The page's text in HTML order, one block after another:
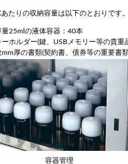
たりの収納容量は以下のとおりです。
量25mlの液体容器：40本
ーホルダー(鍵、USBメモリー等の貴重
mm厚の書類(契約書、債券等の重要書
容器管理